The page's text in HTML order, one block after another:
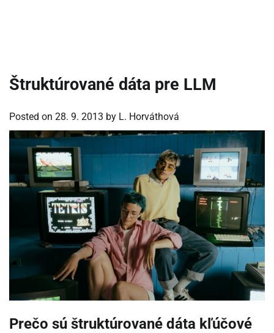
Štruktúrované dáta pre LLM
Posted on 28. 9. 2013 by L. Horváthová
Prečo sú štruktúrované dáta kľúčové